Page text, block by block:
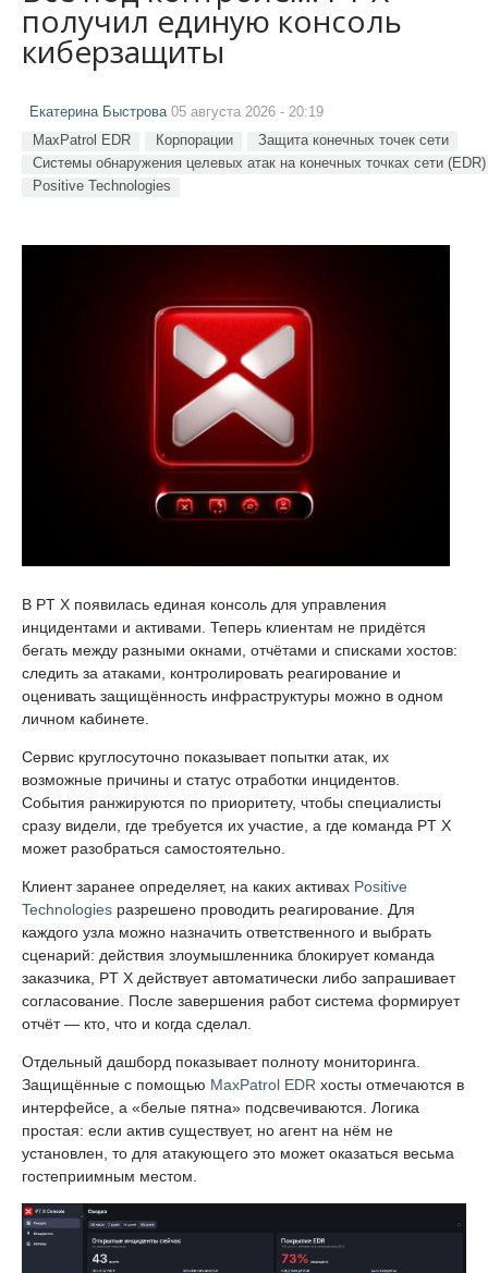
получил единую консоль
киберзащиты
Екатерина Быстрова05 августа 2026 - 20:19
MaxPatrol EDR Корпорации
Защита конечных точек сети
Системы обнаружения целевых атак на конечных точках сети (EDR)
Positive Technologies
В PT X появилась единая консоль для управления
инцидентами и активами. Теперь клиентам не придётся
бегать между разными окнами, отчётами и списками хостов:
следить за атаками, контролировать реагирование и
оценивать защищённость инфраструктуры можно в одном
личном кабинете.
Сервис круглосуточно показывает попытки атак, их
возможные причины и статус отработки инцидентов.
События ранжируются по приоритету, чтобы специалисты
сразу видели, где требуется их участие, а где команда PT X
может разобраться самостоятельно.
Клиент заранее определяет, на каких активах Positive
Technologies разрешено проводить реагирование. Для
каждого узла можно назначить ответственного и выбрать
сценарий: действия злоумышленника блокирует команда
заказчика, PT X действует автоматически либо запрашивает
согласование. После завершения работ система формирует
отчёт — кто, что и когда сделал.
Отдельный дашборд показывает полноту мониторинга.
Защищённые с помощью MaxPatrol EDR хосты отмечаются в
интерфейсе, а «белые пятна» подсвечиваются. Логика
простая: если актив существует, но агент на нём не
установлен, то для атакующего это может оказаться весьма
гостеприимным местом.